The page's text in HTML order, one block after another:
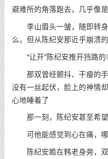
避难所的角落跑去，几乎像
李山眉头一皱，随即转身
么，但从陈纪安那近乎崩溃
“让开”陈纪安推开挡路的
那双曾经颤抖、干瘦的手
没有一丝起伏，脸上的神情
心地睡着了
那一刻，陈纪安甚至希
可他能感觉到心在痛，哪
陈纪安跪在韩老身旁，双